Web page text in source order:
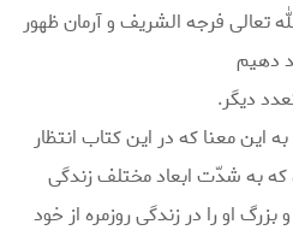
تعالی فرجه الشریف و آرمان ظهور
دهیم
دیگر.
این معنا که در این کتاب انتظار
به شدّت ابعاد مختلف زندگی
او را در زندگی روزمره از خود